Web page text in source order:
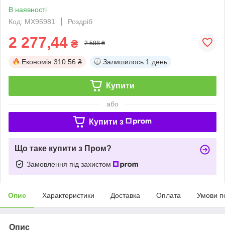
В наявності
Код: MX95981
Роздріб
2 277,44 ₴ 2 588 ₴
Економія 310.56 ₴ Залишилось 1 день
Купити
або
Купити з
Що таке купити з Пром?
Замовлення під захистом
Опис Характеристики Доставка Оплата Умови
Опис